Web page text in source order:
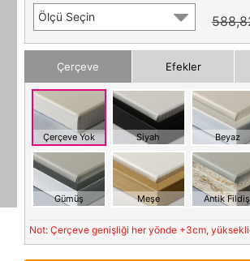
Ölçü Seçin
Çerçeve Efekler
Çerçeve Yok Siyah Beyaz
Gümüş Meşe Antik
Not: Çerçeve genişliği her yönde +3cm,